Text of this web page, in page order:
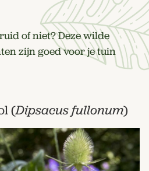
of niet? Deze wilde
zijn goed voor je tuin
(Dipsacus fullonum)